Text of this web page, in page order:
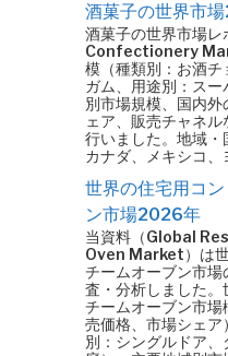
酒菓子の世界市
酒菓子の世界市場
Confectionery
模（種類別：お酒チ
ガム、用途別：ス
別市場規模、国内
ェア、販売チャネ
行いました。地域・
カナダ、メキシコ
世界の住宅用コ
ン市場2026年
当資料（Global
Oven Market）は
チームオーブン市
査・分析しました。
チームオーブン市場
売価格、市場シェ
別：シングルドア